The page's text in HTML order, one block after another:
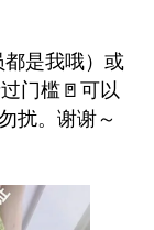
是我哦）或
门槛🚪可以
扰。谢谢～